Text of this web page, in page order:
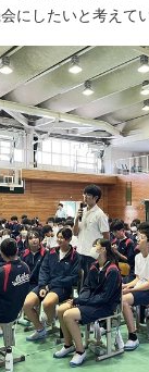
にしたいと考えて